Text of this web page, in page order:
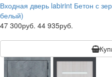
Входная дверь labirint Бетон с
белый)
47 300руб. 44 935руб.